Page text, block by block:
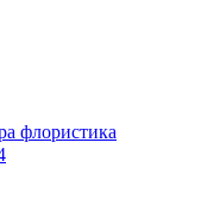
флористика